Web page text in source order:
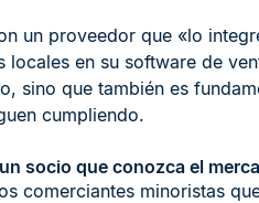
un proveedor que «lo
locales en su software de
sino que también es
cumpliendo.
socio que conozca el
comerciantes minoristas